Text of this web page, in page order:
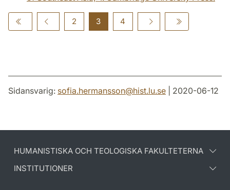
2 3 4
Sidansvarig: sofia.hermansson@hist.lu.se | 2020-06-12
HUMANISTISKA OCH TEOLOGISKA FAKULTETERNA
INSTITUTIONER